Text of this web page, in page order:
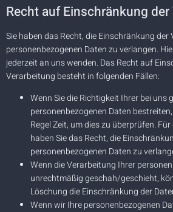
Recht auf Einschränkung
Sie haben das Recht, die Einschränkung
personenbezogenen Daten zu verlangen.
jederzeit an uns wenden. Das Recht auf
Verarbeitung besteht in folgenden Fällen:
Wenn Sie die Richtigkeit Ihrer bei uns
personenbezogenen Daten
Regel Zeit, um dies zu überprüfen.
haben Sie das Recht, die
personenbezogenen Daten zu
Wenn die Verarbeitung Ihrer
unrechtmäßig geschah/geschieht,
Löschung die Einschränkung der
Wenn wir Ihre personenbezogenen